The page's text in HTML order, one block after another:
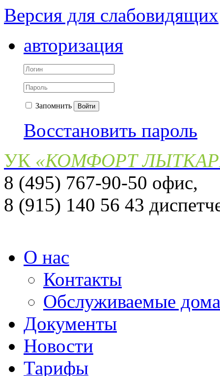
Версия для слабовидящих
авторизация
Запомнить Войти
Восстановить пароль
УК «КОМФОРТ
8 (495) 767-90-50 офис,
8 (915) 140 56 43
О нас
Контакты
Обслуживаемые дома
Документы
Новости
Тарифы